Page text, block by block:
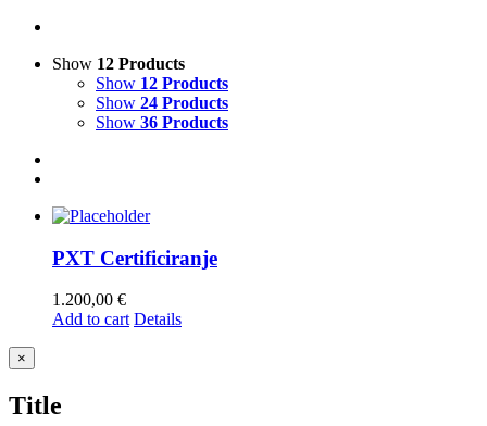
Show 12 Products
Show 12 Products
Show 24 Products
Show 36 Products
PXT Certificiranje
1.200,00 €
Add to cart Details
Close
product
view
×
Title